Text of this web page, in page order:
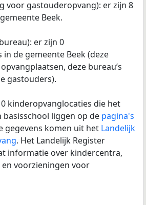
voor gastouderopvang): er zijn 8
Beek.
er zijn 0
de gemeente Beek (deze
deze bureau’s
gastouders).
kinderopvanglocaties die het
liggen op de pagina's
gegevens komen uit het Landelijk
. Het Landelijk Register
informatie over kindercentra,
voorzieningen voor